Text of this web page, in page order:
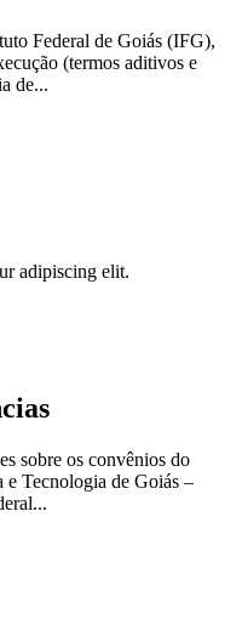
Federal de Goiás (IFG),
(termos aditivos e
de...
adipiscing elit.
sobre os convênios do
e Tecnologia de Goiás –